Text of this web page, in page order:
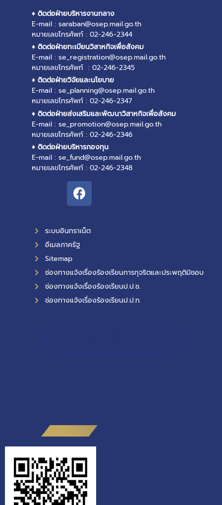
♦ ติดต่อฝ่ายบริหารงานกลาง
E-mail : saraban@osep.mail.go.th
หมายเลขโทรศัพท์ : 02-246-2344
♦ ติดต่อฝ่ายทะเบียนวิสาหกิจเพื่อสังคม
E-mail : se_registration@osep.mail.go.th
หมายเลขโทรศัพท์ : 02-246-2345
♦ ติดต่อฝ่ายวิจัยและนโยบาย
E-mail : se_planning@osep.mail.go.th
หมายเลขโทรศัพท์ : 02-246-2347
♦ ติดต่อฝ่ายส่งเสริมและพัฒนาวิสาหกิจเพื่อสังคม
E-mail : se_promotion@osep.mail.go.th
หมายเลขโทรศัพท์ : 02-246-2346
♦ ติดต่อฝ่ายบริหารกองทุน
E-mail : se_fund@osep.mail.go.th
หมายเลขโทรศัพท์ : 02-246-2348
ระบบอินทราเน็ต
อีเมลภาครัฐ
Sitemap
ช่องทางแจ้งเรื่องร้องเรียนการทุจริตและประพฤติมิชอบ
ช่องทางแจ้งเรื่องร้องเรียนป.ป.ช.
ช่องทางแจ้งเรื่องร้องเรียนป.ป.ท.